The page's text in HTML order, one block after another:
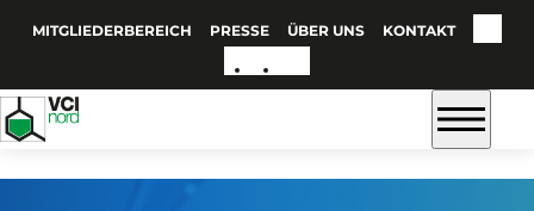
MITGLIEDERBEREICH PRESSE ÜBER UNS KONTAKT